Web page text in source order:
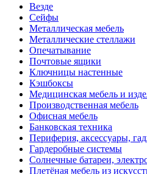
Везде
Сейфы
Металлическая мебель
Металлические стеллажи
Опечатывание
Почтовые ящики
Ключницы настенные
Кэшбоксы
Медицинская мебель и
Производственная мебель
Офисная мебель
Банковская техника
Периферия, аксессуары,
Гардеробные системы
Солнечные батареи,
Плетёная мебель из